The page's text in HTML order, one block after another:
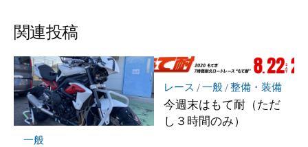
マ
ー
ク
に
保
存
関連投稿
一般
レース /一般/整備・装備
今週末はもて耐（ただ
し３時間のみ）